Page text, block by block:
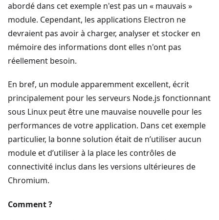
abordé dans cet exemple n'est pas un « mauvais »
module. Cependant, les applications Electron ne
devraient pas avoir à charger, analyser et stocker en
mémoire des informations dont elles n'ont pas
réellement besoin.
En bref, un module apparemment excellent, écrit
principalement pour les serveurs Node.js fonctionnant
sous Linux peut être une mauvaise nouvelle pour les
performances de votre application. Dans cet exemple
particulier, la bonne solution était de n’utiliser aucun
module et d’utiliser à la place les contrôles de
connectivité inclus dans les versions ultérieures de
Chromium.
Comment ?